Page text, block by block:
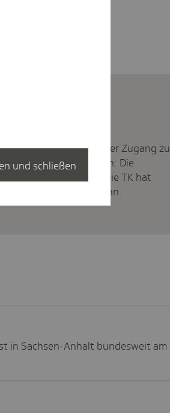
der Zugang zu
digitale Transformation: Die
sind groß. Die TK hat
besser werden kann.
in Sachsen-Anhalt bundesweit am
und schließen